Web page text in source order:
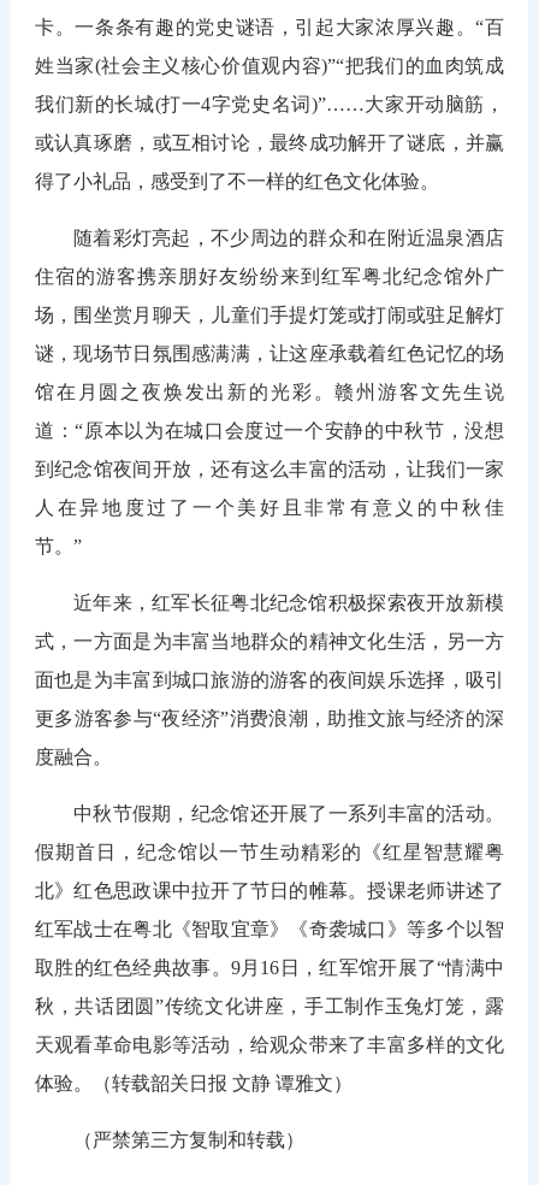
卡。一条条有趣的党史谜语，引起大家浓厚兴趣。“百
姓当家(社会主义核心价值观内容)”“把我们的血肉筑成
我们新的长城(打一4字党史名词)”……大家开动脑筋，
或认真琢磨，或互相讨论，最终成功解开了谜底，并赢
得了小礼品，感受到了不一样的红色文化体验。
随着彩灯亮起，不少周边的群众和在附近温泉酒店
住宿的游客携亲朋好友纷纷来到红军粤北纪念馆外广
场，围坐赏月聊天，儿童们手提灯笼或打闹或驻足解灯
谜，现场节日氛围感满满，让这座承载着红色记忆的场
馆在月圆之夜焕发出新的光彩。赣州游客文先生说
道：“原本以为在城口会度过一个安静的中秋节，没想
到纪念馆夜间开放，还有这么丰富的活动，让我们一家
人在异地度过了一个美好且非常有意义的中秋佳
节。”
近年来，红军长征粤北纪念馆积极探索夜开放新模
式，一方面是为丰富当地群众的精神文化生活，另一方
面也是为丰富到城口旅游的游客的夜间娱乐选择，吸引
更多游客参与“夜经济”消费浪潮，助推文旅与经济的深
度融合。
中秋节假期，纪念馆还开展了一系列丰富的活动。
假期首日，纪念馆以一节生动精彩的《红星智慧耀粤
北》红色思政课中拉开了节日的帷幕。授课老师讲述了
红军战士在粤北《智取宜章》《奇袭城口》等多个以智
取胜的红色经典故事。9月16日，红军馆开展了“情满中
秋，共话团圆”传统文化讲座，手工制作玉兔灯笼，露
天观看革命电影等活动，给观众带来了丰富多样的文化
体验。（转载韶关日报 文静 谭雅文）
（严禁第三方复制和转载）